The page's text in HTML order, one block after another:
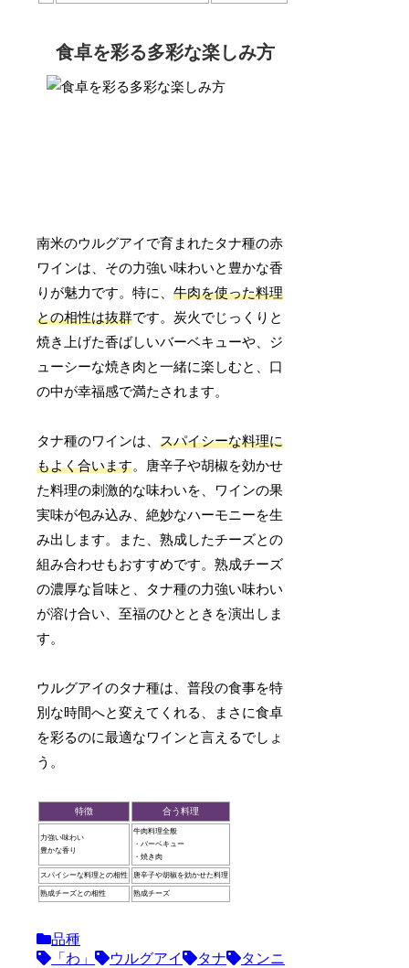
食卓を彩る多彩な楽しみ方
南米のウルグアイで育まれたタナ種の赤
ワインは、その力強い味わいと豊かな香
りが魅力です。特に、牛肉を使った料理
との相性は抜群です。炭火でじっくりと
焼き上げた香ばしいバーベキューや、ジ
ューシーな焼き肉と一緒に楽しむと、口
の中が幸福感で満たされます。
タナ種のワインは、スパイシーな料理に
もよく合います。唐辛子や胡椒を効かせ
た料理の刺激的な味わいを、ワインの果
実味が包み込み、絶妙なハーモニーを生
み出します。また、熟成したチーズとの
組み合わせもおすすめです。熟成チーズ
の濃厚な旨味と、タナ種の力強い味わい
が溶け合い、至福のひとときを演出しま
す。
ウルグアイのタナ種は、普段の食事を特
別な時間へと変えてくれる、まさに食卓
を彩るのに最適なワインと言えるでしょ
う。
特徴 合う料理
力強い味わい
豊かな香り
牛肉料理全般
・バーベキュー
・焼き肉
スパイシーな料理との相性 唐辛子や胡椒を効かせた料理
熟成チーズとの相性 熟成チーズ
品種
「わ」
ウルグアイ タナ
タンニ